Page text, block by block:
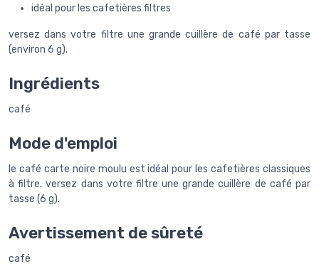
idéal pour les cafetières filtres
versez dans votre filtre une grande cuillère de café par tasse
(environ 6 g).
Ingrédients
café
Mode d'emploi
le café carte noire moulu est idéal pour les cafetières classiques
à filtre. versez dans votre filtre une grande cuillère de café par
tasse (6 g).
Avertissement de sûreté
café